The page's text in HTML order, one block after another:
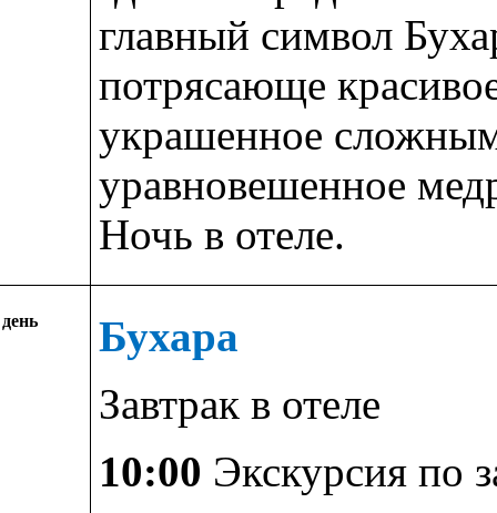
главный символ
потрясающе
украшенное
уравновешенное
Ночь в отеле.
Бухара
Завтрак в отеле
10:00 Экскурсия по